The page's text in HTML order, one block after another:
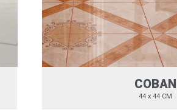
COBAN
44 x 44 CM